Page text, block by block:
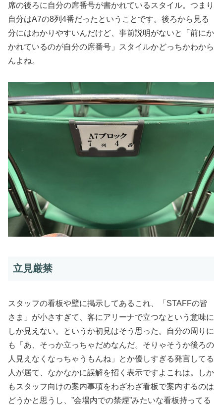
席の後ろに自分の席番号が書かれているスタイル。つまり
自分はA7の8列4番だったということです。後ろから見る
分にはわかりやすいんだけど、事前説明がないと「前にか
かれているのが自分の席番号」スタイルかどっちかわから
んよね。
立見厳禁
スタッフの看板や壁に掲示してあるこれ、「STAFFの皆
さま」が小さすぎて、客にアリーナで立つなという意味に
しか見えない。というか初見はそう思った。自分の周りに
も「あ、そっか立っちゃだめなんだ。そりゃそうか後ろの
人見えなくなっちゃうもんね」とか優しすぎる発言してる
人が居て、なかなかに誤解を招く表示ですよこれは。しか
もスタッフ向けの案内事項をわざわざ看板で案内するのは
どうかと思うし、”会場内での禁煙”みたいな看板持ってる